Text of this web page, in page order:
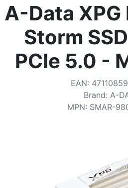
Pays de livraison
Accueil
Baisses de prix
Paramètres
A-Data
Storm
PCIe 5.0 -
EAN:
Brand: A-
MPN: SMAR-